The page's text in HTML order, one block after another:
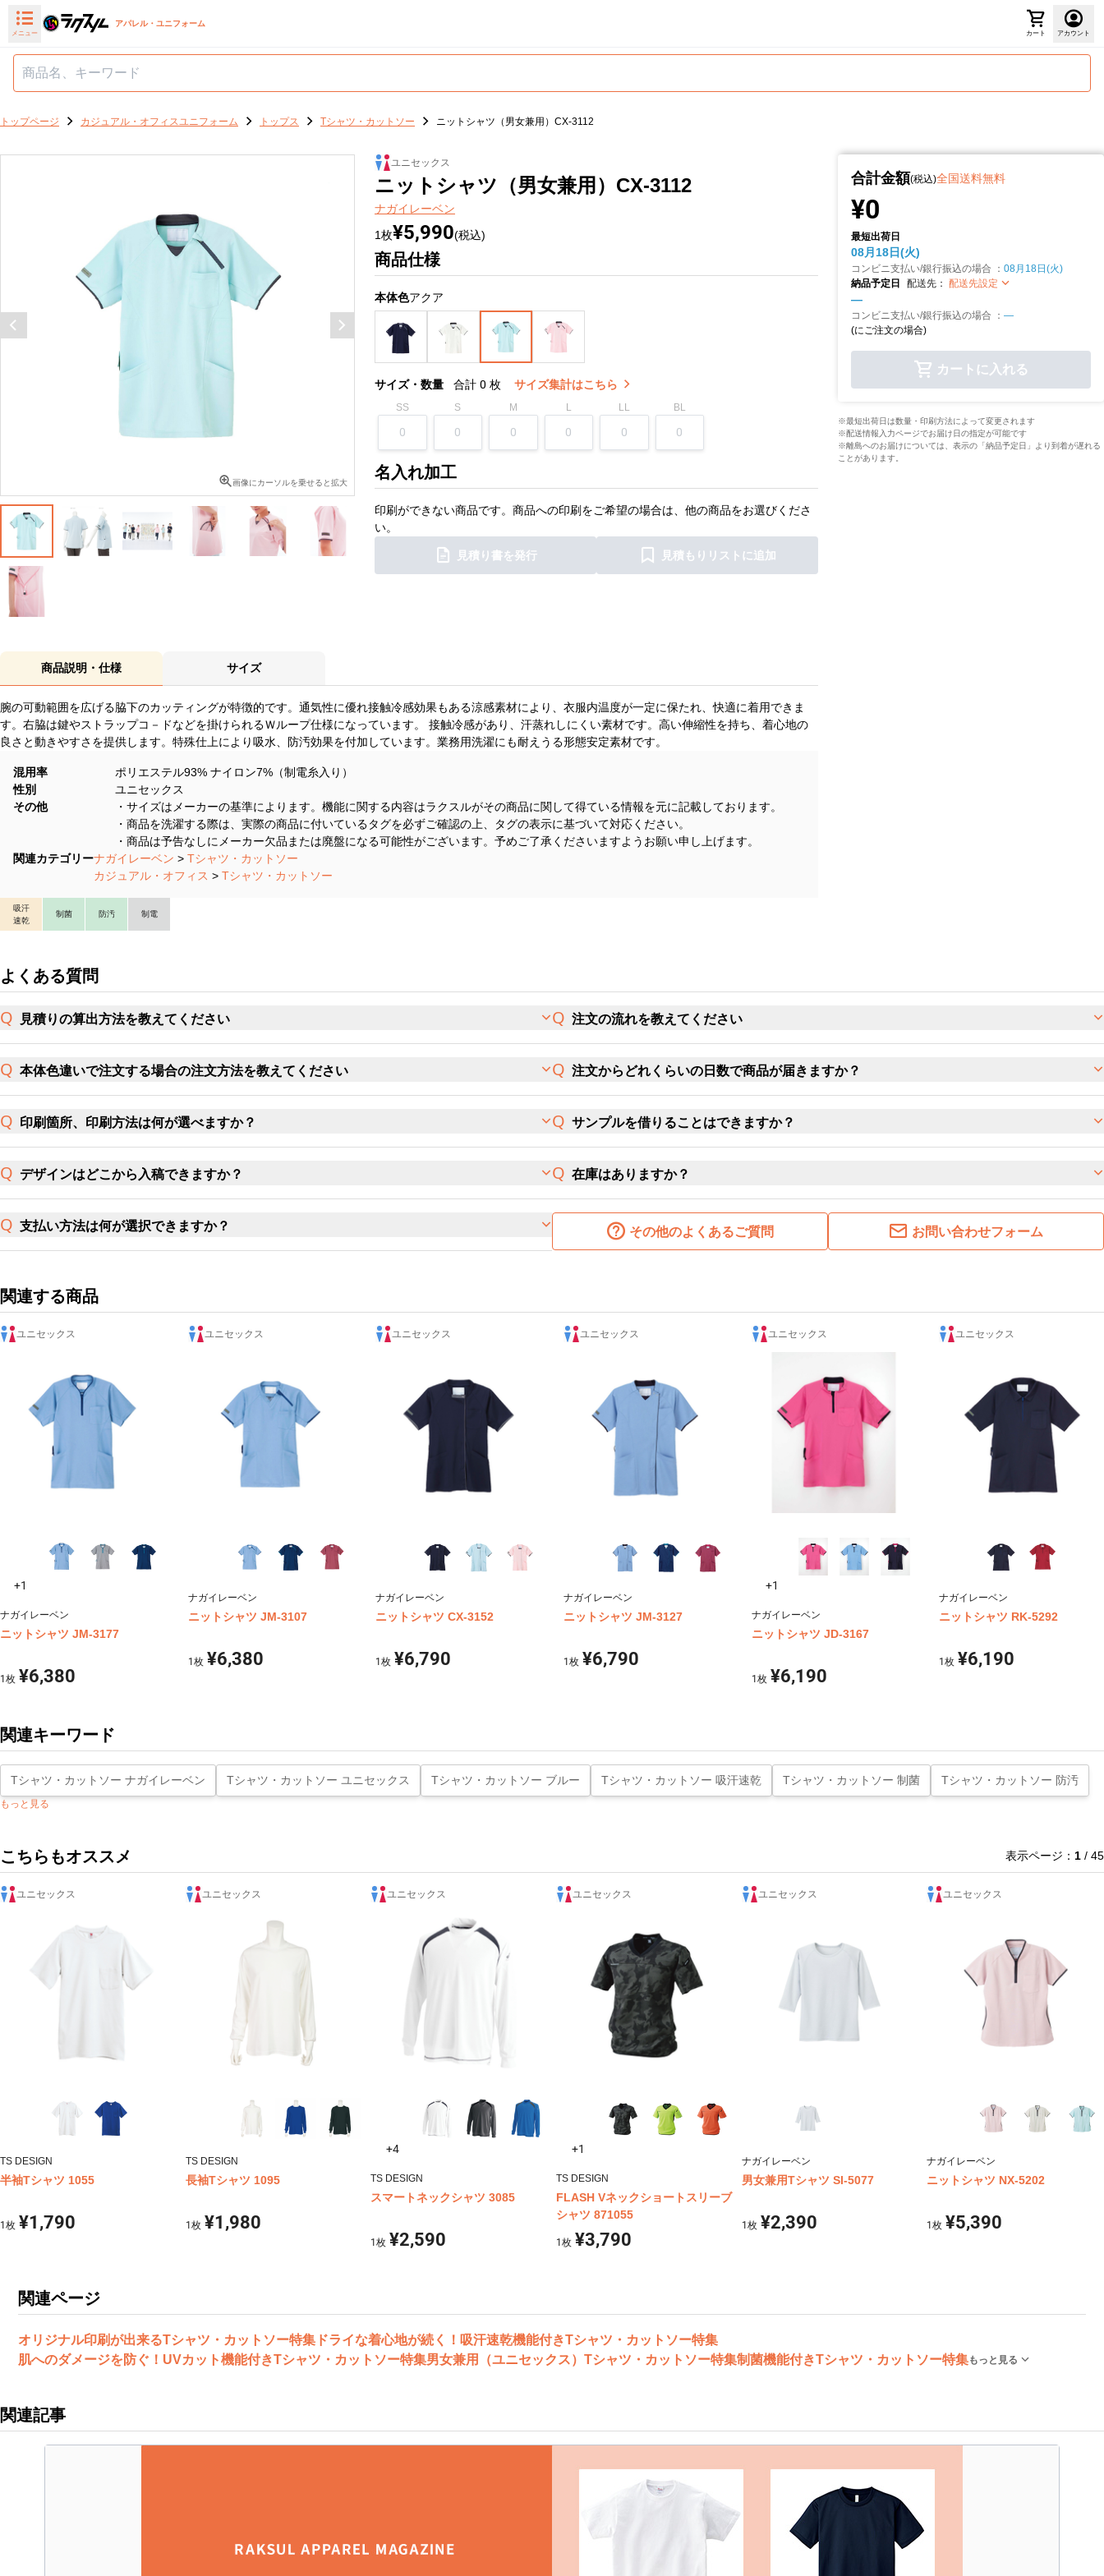
メニュー
アパレル・ユニフォーム
カート アカウント
トップページ カジュアル・オフィスユニフォーム トップス Tシャツ・カットソー ニットシャツ（男女兼用）CX-3112
画像にカーソルを乗せると拡大
ユニセックス
ニットシャツ（男女兼用）CX-3112
ナガイレーベン
1枚¥5,990(税込)
商品仕様
本体色アクア
サイズ・数量 合計 0 枚 サイズ集計はこちら
SS S M L LL BL
名入れ加工
印刷ができない商品です。商品への印刷をご希望の場合は、他の商品をお選びくださ
い。
見積り書を発行 見積もりリストに追加
合計金額(税込)全国送料無料
¥0
最短出荷日
08月18日(火)
コンビニ支払い/銀行振込の場合 ： 08月18日(火)
納品予定日
配送先： 配送先設定
—
コンビニ支払い/銀行振込の場合 ： —
(にご注文の場合)
カートに入れる
※最短出荷日は数量・印刷方法によって変更されます
※配送情報入力ページでお届け日の指定が可能です
※離島へのお届けについては、表示の「納品予定日」より到着が遅れる
ことがあります。
商品説明・仕様 サイズ
腕の可動範囲を広げる脇下のカッティングが特徴的です。通気性に優れ接触冷感効果もある涼感素材により、衣服内温度が一定に保たれ、快適に着用できま
す。右脇は鍵やストラップコ－ドなどを掛けられるＷループ仕様になっています。 接触冷感があり、汗蒸れしにくい素材です。高い伸縮性を持ち、着心地の
良さと動きやすさを提供します。特殊仕上により吸水、防汚効果を付加しています。業務用洗濯にも耐えうる形態安定素材です。
吸汗
速乾
制菌 防汚 制電
混用率
ポリエステル93% ナイロン7%（制電糸入り）
性別
ユニセックス
その他
・サイズはメーカーの基準によります。機能に関する内容はラクスルがその商品に関して得ている情報を元に記載しております。
・商品を洗濯する際は、実際の商品に付いているタグを必ずご確認の上、タグの表示に基づいて対応ください。
・商品は予告なしにメーカー欠品または廃盤になる可能性がございます。予めご了承くださいますようお願い申し上げます。
関連カテゴリーナガイレーベン > Tシャツ・カットソー
カジュアル・オフィス > Tシャツ・カットソー
よくある質問
見積りの算出方法を教えてください
本体色違いで注文する場合の注文方法を教えてください
印刷箇所、印刷方法は何が選べますか？
デザインはどこから入稿できますか？
支払い方法は何が選択できますか？
注文の流れを教えてください
注文からどれくらいの日数で商品が届きますか？
サンプルを借りることはできますか？
在庫はありますか？
その他のよくあるご質問 お問い合わせフォーム
関連する商品
ユニセックス
+1
ナガイレーベン
ニットシャツ JM-3177
1枚 ¥6,380
ユニセックス
ナガイレーベン
ニットシャツ JM-3107
1枚 ¥6,380
ユニセックス
ナガイレーベン
ニットシャツ CX-3152
1枚 ¥6,790
ユニセックス
ナガイレーベン
ニットシャツ JM-3127
1枚 ¥6,790
ユニセックス
+1
ナガイレーベン
ニットシャツ JD-3167
1枚 ¥6,190
ユニセックス
ナガイレーベン
ニットシャツ RK-5292
1枚 ¥6,190
関連キーワード
Tシャツ・カットソー ナガイレーベン Tシャツ・カットソー ユニセックス Tシャツ・カットソー ブルー Tシャツ・カットソー 吸汗速乾 Tシャツ・カットソー 制菌 Tシャツ・カットソー 防汚
もっと見る
こちらもオススメ 表示ページ： 1 / 45
ユニセックス
TS DESIGN
半袖Tシャツ 1055
1枚 ¥1,790
ユニセックス
TS DESIGN
長袖Tシャツ 1095
1枚 ¥1,980
ユニセックス
+4
TS DESIGN
スマートネックシャツ 3085
1枚 ¥2,590
ユニセックス
+1
TS DESIGN
FLASH Vネックショートスリーブ
シャツ 871055
1枚 ¥3,790
ユニセックス
ナガイレーベン
男女兼用Tシャツ SI-5077
1枚 ¥2,390
ユニセックス
ナガイレーベン
ニットシャツ NX-5202
1枚 ¥5,390
関連ページ
オリジナル印刷が出来るTシャツ・カットソー特集 ドライな着心地が続く！吸汗速乾機能付きTシャツ・カットソー特集
肌へのダメージを防ぐ！UVカット機能付きTシャツ・カットソー特集男女兼用（ユニセックス）Tシャツ・カットソー特集制菌機能付きTシャツ・カットソー特集もっと見る
関連記事